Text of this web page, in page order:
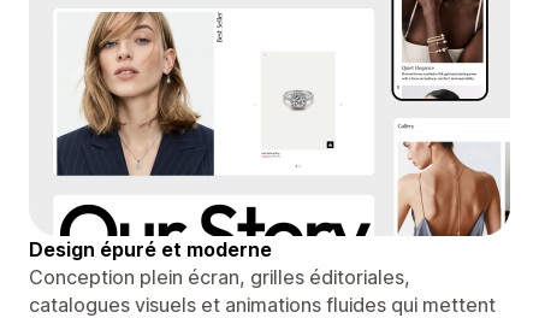
Design épuré et moderne
Conception plein écran, grilles éditoriales,
catalogues visuels et animations fluides qui mettent